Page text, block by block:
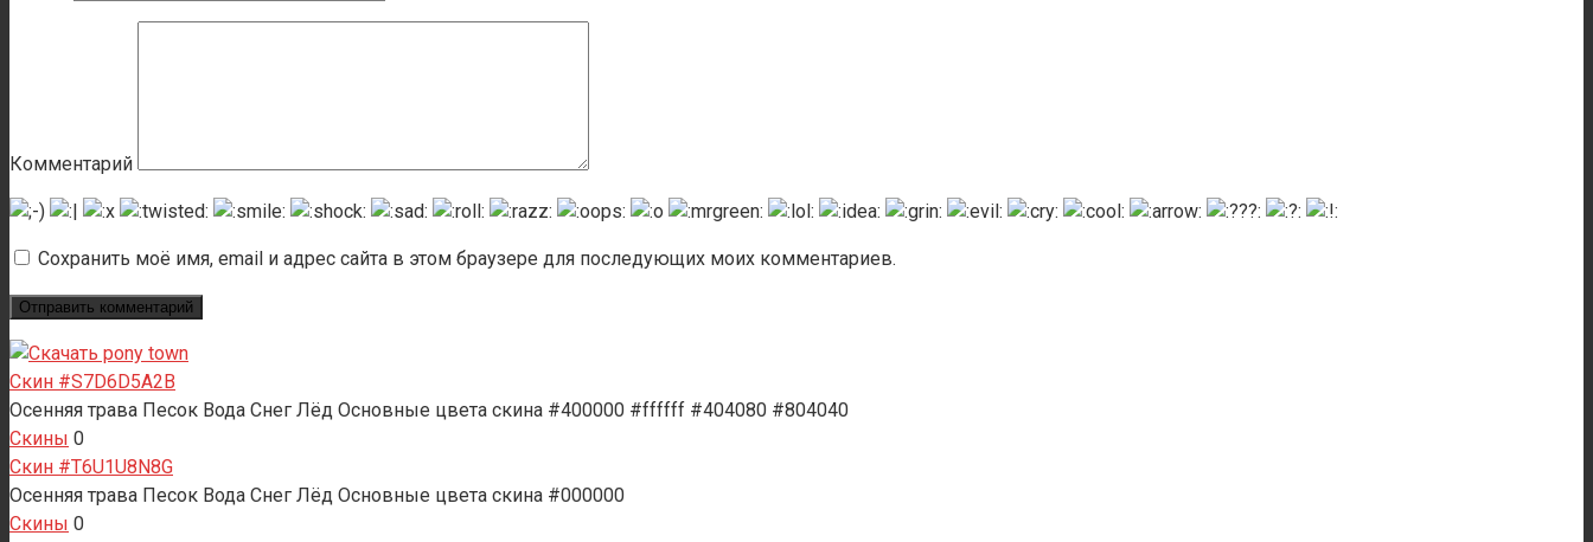
Комментарий
Сохранить моё имя, email и адрес сайта в этом браузере для последующих моих комментариев.
Скин #S7D6D5A2B
Осенняя трава Песок Вода Снег Лёд Основные цвета скина #400000 #ffffff #404080 #804040
Скины 0
Скин #T6U1U8N8G
Осенняя трава Песок Вода Снег Лёд Основные цвета скина #000000
Скины 0